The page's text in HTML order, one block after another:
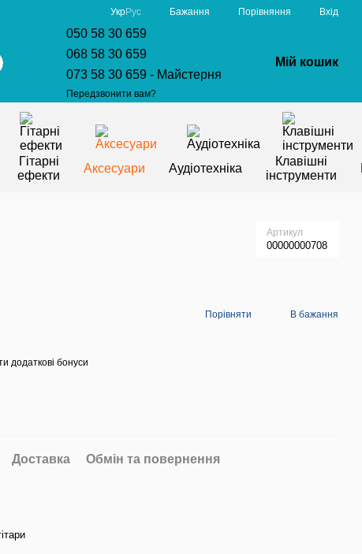
УкрРус Бажання Порівняння Вхід
050 58 30 659
068 58 30 659
073 58 30 659 - Майстерня
Передзвонити вам?
Мій кошик
Гітарні
ефекти
Аксесуари Аудіотехніка
Клавішні
інструменти
Артикул
00000000708
Порівняти В бажання
додаткові бонуси
Доставка
Обмін та повернення